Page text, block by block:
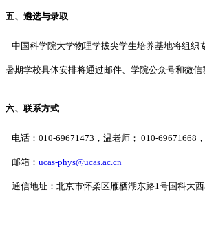
五、遴选与录取
中国科学院大学物理学拔尖学生培养基地将组织
暑期学校具体安排将通过邮件、学院公众号和微信
六、联系方式
电话： 010-69671473，温老师； 010-69671668
邮箱： ucas-phys@ucas.ac.cn
通信地址：北京市怀柔区雁栖湖东路1号国科大